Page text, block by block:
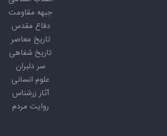
جبهه مقاومت
دفاع مقدس
تاریخ معاصر
تاریخ شفاهی
سر دلبران
علوم انسانی
آثار زرشناس
روایت مردم